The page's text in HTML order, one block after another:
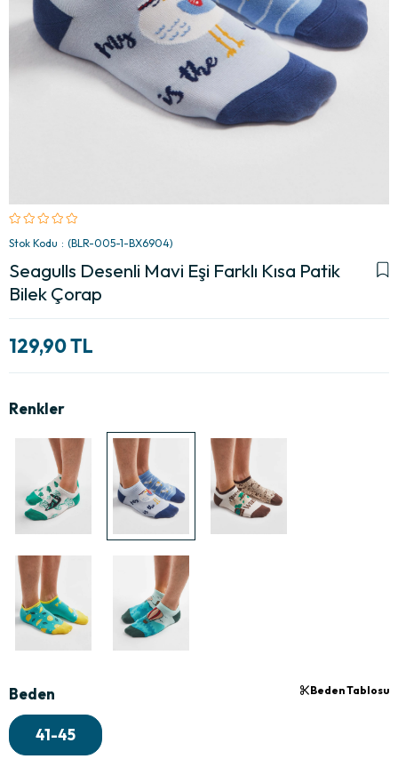
Stok Kodu (BLR-005-1-BX6904)
Seagulls Desenli Mavi Eşi Farklı Kısa Patik
Bilek Çorap
129,90 TL
Beden
41-45
Beden Tablosu